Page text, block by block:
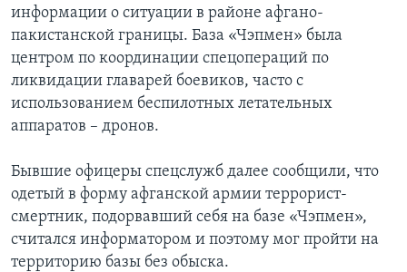
СОЦИАЛЬНЫЕ СЕТИ
Языки
информации о ситуации в районе афгано-
пакистанской границы. База «Чэпмен» была
центром по координации спецопераций по
ликвидации главарей боевиков, часто с
использованием беспилотных летательных
аппаратов – дронов.
Бывшие офицеры спецслужб далее сообщили, что
одетый в форму афганской армии террорист-
смертник, подорвавший себя на базе «Чэпмен»,
считался информатором и поэтому мог пройти на
территорию базы без обыска.